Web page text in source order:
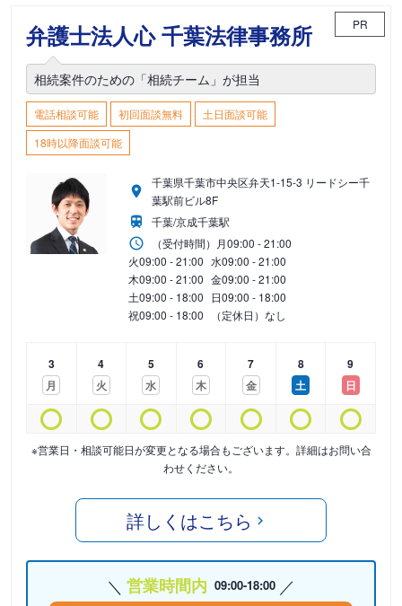
弁護士法人心 千葉法律事務所 PR
相続案件のための「相続チーム」が担当
電話相談可能 初回面談無料
土日面談可能
18時以降面談可能
千葉県千葉市中央区弁天1-15-3 リードシー千
葉駅前ビル8F
千葉/京成千葉駅
（受付時間） 月09:00 - 21:00
火09:00 - 21:00 水09:00 - 21:00
木09:00 - 21:00 金09:00 - 21:00
土09:00 - 18:00 日09:00 - 18:00
祝09:00 - 18:00 （定休日）なし
3
月
4
火
5
水
6
木
7
金
8
土
9
日
※営業日・相談可能日が変更となる場合もございます。詳細はお問い合
わせください。
詳しくはこちら
営業時間内 09:00-18:00